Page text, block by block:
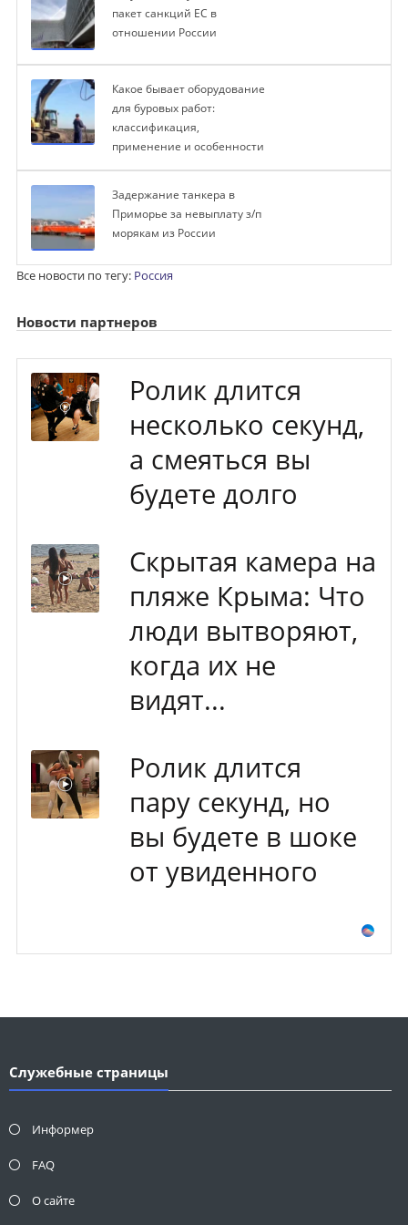
пакет санкций ЕС в
отношении России
Какое бывает оборудование
для буровых работ:
классификация,
применение и особенности
Задержание танкера в
Приморье за невыплату з/п
морякам из России
Все новости по тегу: Россия
Новости партнеров
Ролик длится
несколько секунд,
а смеяться вы
будете долго
Скрытая камера на
пляже Крыма: Что
люди вытворяют,
когда их не
видят...
Ролик длится
пару секунд, но
вы будете в шоке
от увиденного
Служебные страницы
Информер
FAQ
О сайте